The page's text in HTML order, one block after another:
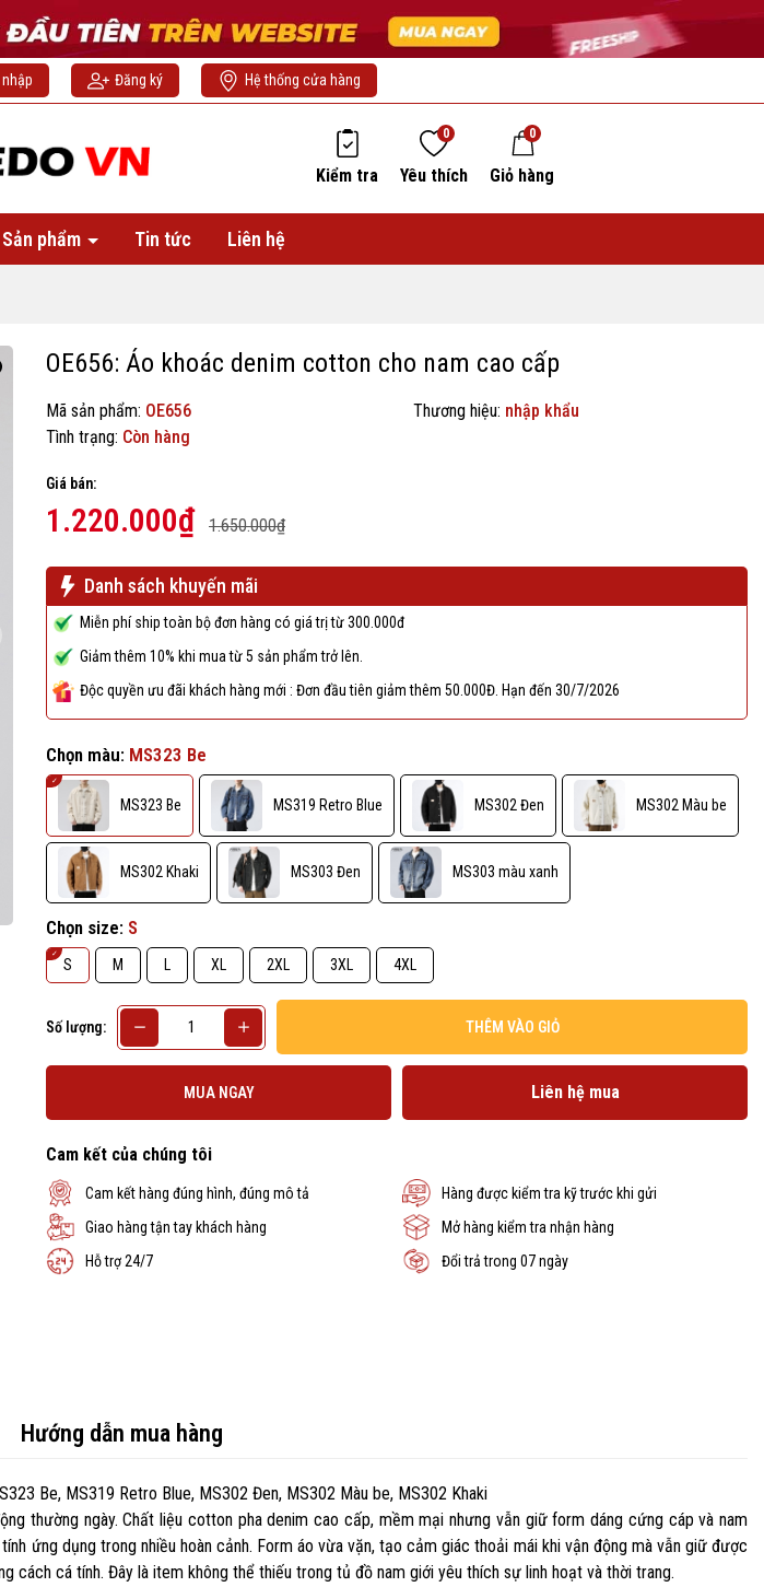
Đăng ký Hệ thống cửa hàng
Kiểm tra Yêu thích
0
Giỏ hàng
0
Sản phẩm Tin tức Liên hệ
OE656: Áo khoác denim cotton cho nam cao cấp
Mã sản phẩm: OE656 Thương hiệu: nhập khẩu
Tình trạng: Còn hàng
Giá bán:
1.220.000₫ 1.650.000₫
Danh sách khuyến mãi
Miễn phí ship toàn bộ đơn hàng có giá trị từ 300.000đ
Giảm thêm 10% khi mua từ 5 sản phẩm trở lên.
Độc quyền ưu đãi khách hàng mới : Đơn đầu tiên giảm thêm 50.000Đ. Hạn đến 30/7/2026
Chọn màu: MS323 Be
MS323 Be MS319 Retro Blue MS302 Đen MS302 Màu be
MS302 Khaki MS303 Đen MS303 màu xanh
Chọn size: S
S M L XL 2XL 3XL 4XL
Số lượng: THÊM VÀO GIỎ
MUA NGAY Liên hệ mua
Cam kết của chúng tôi
Cam kết hàng đúng hình, đúng mô tả
Hàng được kiểm tra kỹ trước khi gửi
Giao hàng tận tay khách hàng
Mở hàng kiểm tra nhận hàng
Hỗ trợ 24/7
Đổi trả trong 07 ngày
Hướng dẫn mua hàng
Be, MS319 Retro Blue, MS302 Đen, MS302 Màu be, MS302 Khaki
thường ngày. Chất liệu cotton pha denim cao cấp, mềm mại nhưng vẫn giữ form dáng cứng cáp và nam
ứng dụng trong nhiều hoàn cảnh. Form áo vừa vặn, tạo cảm giác thoải mái khi vận động mà vẫn giữ được
cách cá tính. Đây là item không thể thiếu trong tủ đồ nam giới yêu thích sự linh hoạt và thời trang.